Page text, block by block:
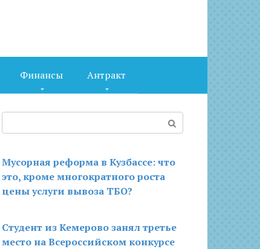
Финансы Антракт
Мусорная реформа в Кузбассе: что
это, кроме многократного роста
цены услуги вывоза ТБО?
Студент из Кемерово занял третье
место на Всероссийском конкурсе